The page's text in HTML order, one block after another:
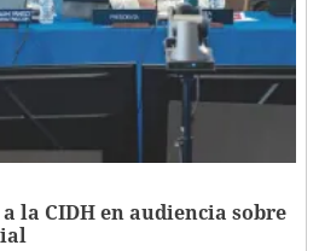
la CIDH en audiencia sobre